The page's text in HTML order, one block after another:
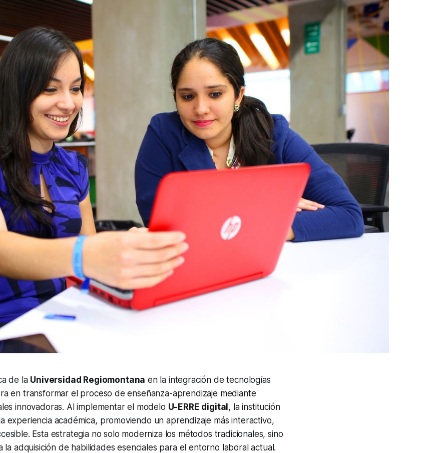
de la Universidad Regiomontana en la integración de tecnologías
en transformar el proceso de enseñanza-aprendizaje mediante
innovadoras. Al implementar el modelo U-ERRE digital, la institución
experiencia académica, promoviendo un aprendizaje más interactivo,
Esta estrategia no solo moderniza los métodos tradicionales, sino
la adquisición de habilidades esenciales para el entorno laboral actual.